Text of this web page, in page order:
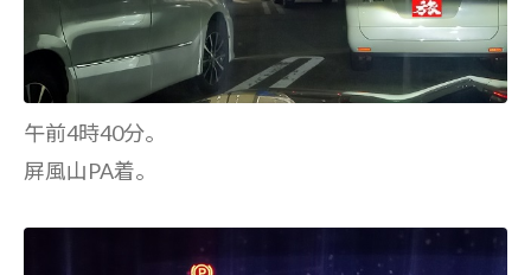
午前4時40分。
屏風山PA着。